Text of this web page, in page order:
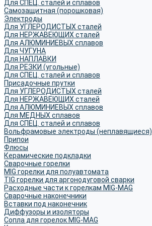
Для СПЕЦ. сталей и сплавов
Самозащитная (порошковая)
Электроды
Для УГЛЕРОДИСТЫХ сталей
Для НЕРЖАВЕЮЩИХ сталей
Для АЛЮМИНИЕВЫХ сплавов
Для ЧУГУНА
Для НАПЛАВКИ
Для РЕЗКИ (угольные)
Для СПЕЦ. сталей и сплавов
Присадочные прутки
Для УГЛЕРОДИСТЫХ сталей
Для НЕРЖАВЕЮЩИХ сталей
Для АЛЮМИНИЕВЫХ сплавов
Для МЕДНЫХ сплавов
Для СПЕЦ. сталей и сплавов
Вольфрамовые электроды (неплавящиеся)
Припои
Флюсы
Керамические подкладки
Сварочные горелки
MIG горелки для полуавтомата
TIG горелки для аргонодуговой сварки
Расходные части к горелкам MIG-MAG
Сварочные наконечники
Вставки под наконечник
Диффузоры и изоляторы
Сопла для горелок MIG-MAG